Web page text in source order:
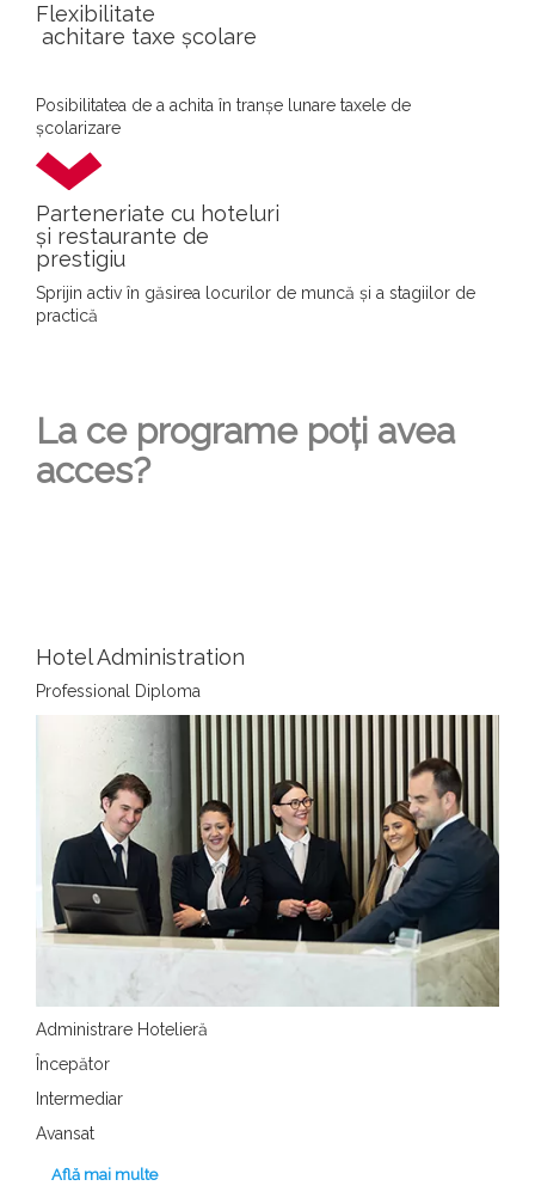
Flexibilitate
achitare taxe școlare
Posibilitatea de a achita în tranșe lunare taxele de
școlarizare
Parteneriate cu hoteluri
și restaurante de
prestigiu
Sprijin activ în găsirea locurilor de muncă și a stagiilor de
practică
La ce programe poți avea
acces?
Hotel Administration
Professional Diploma
Administrare Hotelieră
Începător
Intermediar
Avansat
Află mai multe